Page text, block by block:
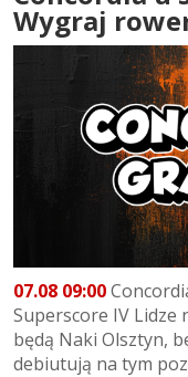
Wygraj
07.08 09:00
Superscore IV Lidze
będą Naki Olsztyn,
debiutują na tym